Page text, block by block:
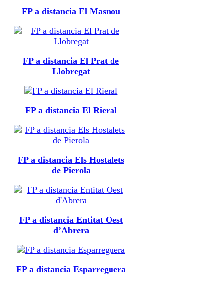
FP a distancia El Masnou
FP a distancia El Prat de
Llobregat
FP a distancia El Rieral
FP a distancia Els Hostalets
de Pierola
FP a distancia Entitat Oest
d’Abrera
FP a distancia Esparreguera